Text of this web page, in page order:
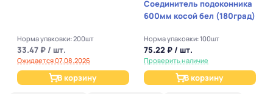
Норма упаковки: 200шт
33.47 ₽ / шт.
Ожидается 07.08.2026
В корзину
Соединитель подоконника
600мм косой бел (180град)
Норма упаковки: 100шт
75.22 ₽ / шт.
Проверить наличие
В корзину